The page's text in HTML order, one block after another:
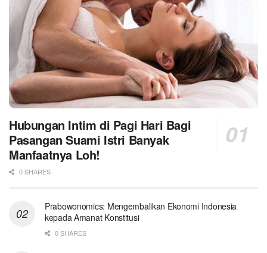
Hubungan Intim di Pagi Hari Bagi
Pasangan Suami Istri Banyak
Manfaatnya Loh!
0 SHARES
Prabowonomics: Mengembalikan Ekonomi Indonesia
kepada Amanat Konstitusi
0 SHARES